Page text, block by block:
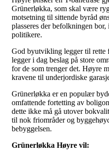
Grünerløkka, som skal være
motsetning til sittende byråd
plasseres der befolkningen
politikere.
God byutvikling legger til rette
legger i dag beslag på store
for de som trenger det. Høyre
kravene til underjordiske
Grünerløkka er en populær
omfattende fortetting av
dette ikke må gå utover
til nok friområder og
bebyggelsen.
Grünerløkka Høyre vil: